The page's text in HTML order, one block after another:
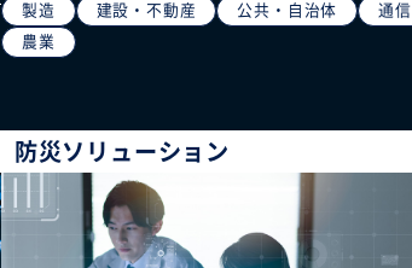
製造 建設・不動産 公共・自治体
通信
農業
防災ソリューション